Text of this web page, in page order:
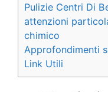
Pulizie Centri Di
attenzioni
chimico
Approfondimenti
Link Utili